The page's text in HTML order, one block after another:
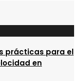
prácticas para el
en